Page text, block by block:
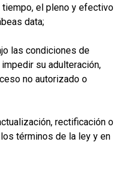
tiempo, el pleno y efectivo
data;
las condiciones de
su adulteración,
no autorizado o
rectificación o
términos de la ley y en